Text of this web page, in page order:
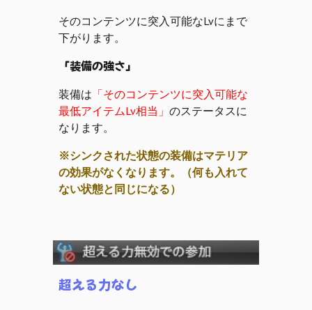
そのコンテンツに突入可能なLvにまで
下がります。
「装備の強さ」
装備は 「そのコンテンツに突入可能な
最低アイテムLv相当 」のステータスに
なります。
※シンクされた状態の装備はマテリア
の効果がなくなります。（何も入れて
ない状態と同じになる）
超える力なし